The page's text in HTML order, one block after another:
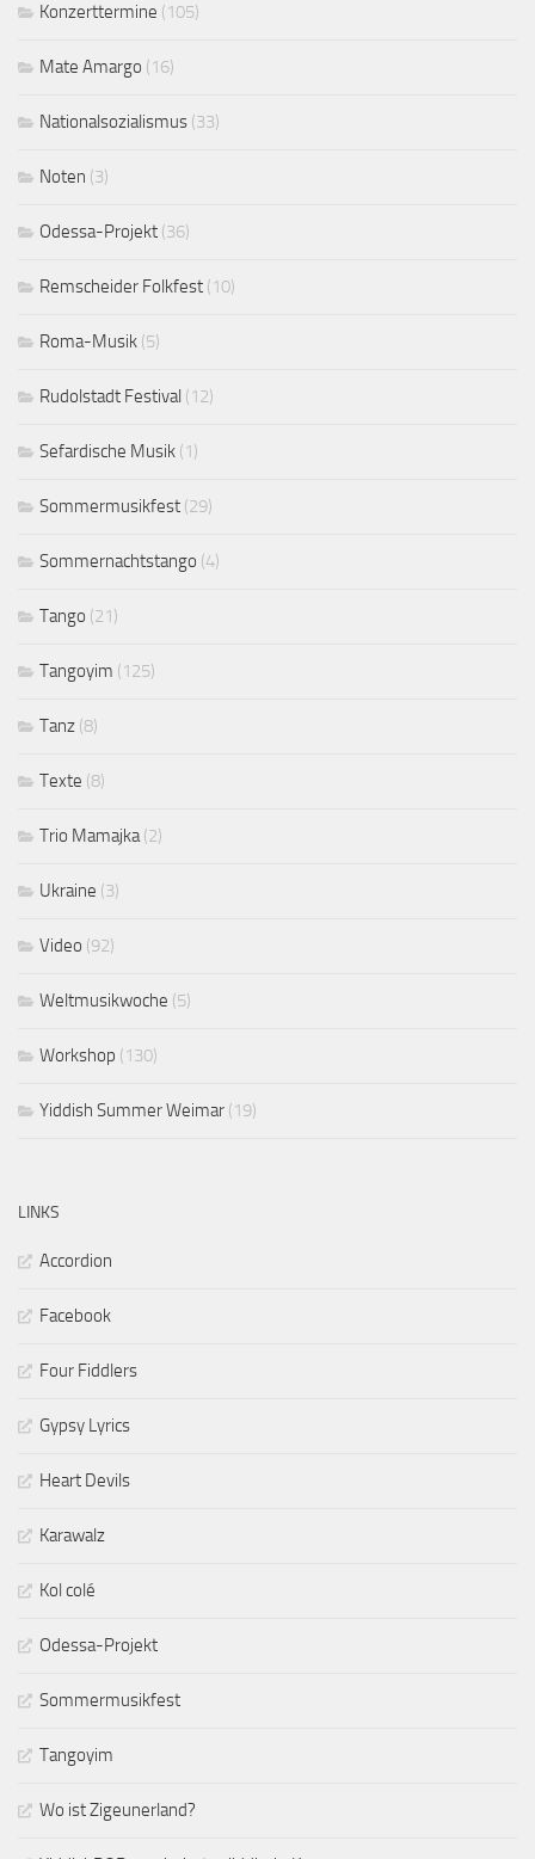
Konzerttermine (105)
Mate Amargo (16)
Nationalsozialismus (33)
Noten (3)
Odessa-Projekt (36)
Remscheider Folkfest (10)
Roma-Musik (5)
Rudolstadt Festival (12)
Sefardische Musik (1)
Sommermusikfest (29)
Sommernachtstango (4)
Tango (21)
Tangoyim (125)
Tanz (8)
Texte (8)
Trio Mamajka(2)
Ukraine (3)
Video (92)
Weltmusikwoche (5)
Workshop (130)
Yiddish Summer Weimar (19)
LINKS
Accordion
Facebook
Four Fiddlers
Gypsy Lyrics
Heart Devils
Karawalz
Kol colé
Odessa-Projekt
Sommermusikfest
Tangoyim
Wo ist Zigeunerland?